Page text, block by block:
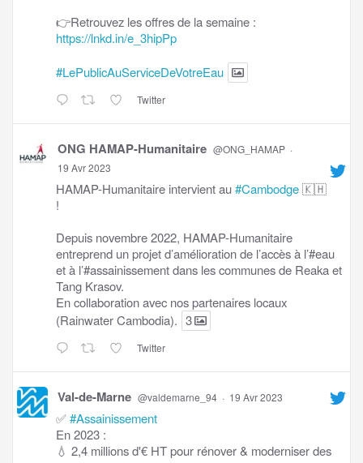
👉Retrouvez les offres de la semaine :
https://lnkd.in/e_3hipPp
#LePublicAuServiceDeVotreEau
Twitter
ONG HAMAP-Humanitaire @ONG_HAMAP ·
19 Avr 2023
HAMAP-Humanitaire intervient au#Cambodge🇰🇭
!
Depuis novembre 2022, HAMAP-Humanitaire
entreprend un projet d’amélioration de l’accès à l’#eau
et à l’#assainissement dans les communes de Reaka et
Tang Krasov.
En collaboration avec nos partenaires locaux
(Rainwater Cambodia). 3
Twitter
Val-de-Marne @valdemarne_94 · 19 Avr 2023
✅#Assainissement
En 2023 :
💧 2,4 millions d'€ HT pour rénover & moderniser des